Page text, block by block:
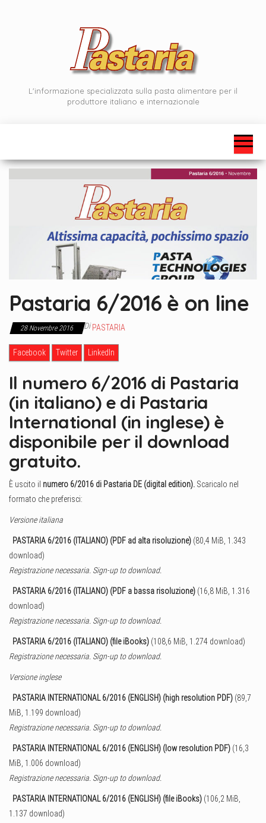
L'informazione specializzata sulla pasta alimentare per il
produttore italiano e internazionale
Pastaria 6/2016 è on line
28 Novembre 2016 Di PASTARIA
Facebook Twitter LinkedIn
Il numero 6/2016 di Pastaria
(in italiano) e di Pastaria
International (in inglese) è
disponibile per il download
gratuito.
È uscito il numero 6/2016 di Pastaria DE (digital edition). Scaricalo nel
formato che preferisci:
Versione italiana
PASTARIA 6/2016 (ITALIANO) (PDF ad alta risoluzione) (80,4 MiB, 1.343
download)
Registrazione necessaria. Sign-up to download.
PASTARIA 6/2016 (ITALIANO) (PDF a bassa risoluzione) (16,8 MiB, 1.316
download)
Registrazione necessaria. Sign-up to download.
PASTARIA 6/2016 (ITALIANO) (file iBooks) (108,6 MiB, 1.274 download)
Registrazione necessaria. Sign-up to download.
Versione inglese
PASTARIA INTERNATIONAL 6/2016 (ENGLISH) (high resolution PDF) (89,7
MiB, 1.199 download)
Registrazione necessaria. Sign-up to download.
PASTARIA INTERNATIONAL 6/2016 (ENGLISH) (low resolution PDF) (16,3
MiB, 1.006 download)
Registrazione necessaria. Sign-up to download.
PASTARIA INTERNATIONAL 6/2016 (ENGLISH) (file iBooks) (106,2 MiB,
1.137 download)